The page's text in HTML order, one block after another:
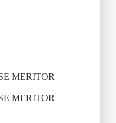
MERITOR
MERITOR